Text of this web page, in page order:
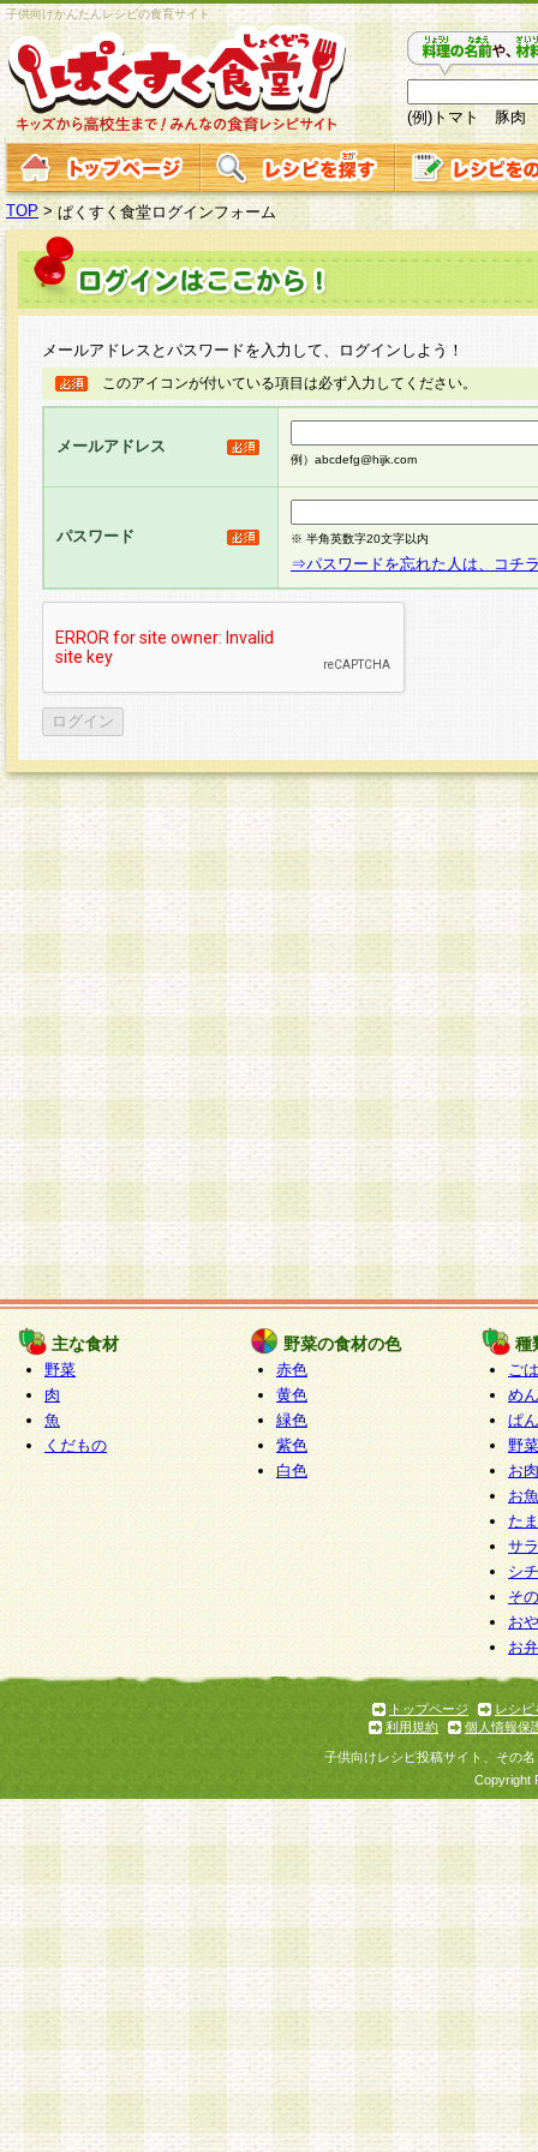
子供向けかんたんレシピの食育サイト
(例)トマト 豚肉
TOP > ぱくすく食堂ログインフォーム
メールアドレスとパスワードを入力して、ログインしよう！
このアイコンが付いている項目は必ず入力してください。
メールアドレス
例）abcdefg@hijk.com
パスワード ※ 半角英数字20文字以内
⇒パスワードを忘れた人は、コチ
主な食材
野菜
肉
魚
くだもの
野菜の食材の色
赤色
黄色
緑色
紫色
白色
種
ご
めん
ぱん
野
お
お
た
サ
シ
そ
お
お
トップページ
レシピ
利用規約
個人情報保
子供向けレシピ投稿サイト、その
Copyright